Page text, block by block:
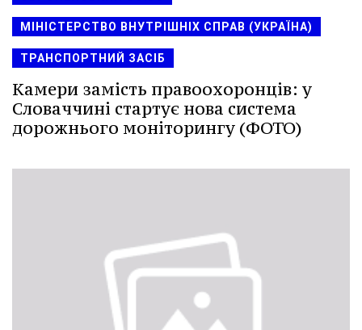
МІНІСТЕРСТВО ВНУТРІШНІХ СПРАВ (УКРАЇНА)
ТРАНСПОРТНИЙ ЗАСІБ
Камери замість правоохоронців: у
Словаччині стартує нова система
дорожнього моніторингу (ФОТО)